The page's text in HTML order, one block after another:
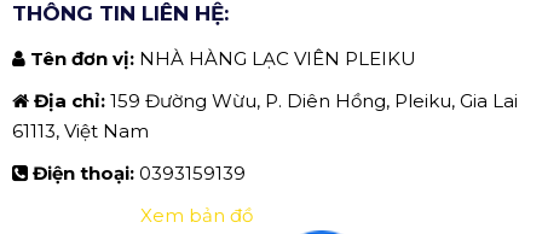
THÔNG TIN LIÊN HỆ:
Tên đơn vị: NHÀ HÀNG LẠC VIÊN PLEIKU
Địa chỉ: 159 Đường Wừu, P. Diên Hồng, Pleiku, Gia Lai
61113, Việt Nam
Điện thoại: 0393159139
Xem bản đồ